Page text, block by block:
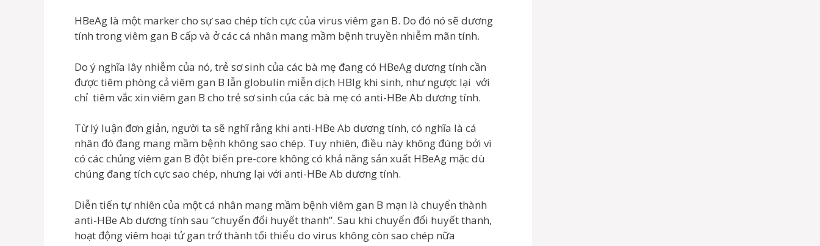
HBeAg là một marker cho sự sao chép tích cực của virus viêm gan B. Do đó nó sẽ dương
tính trong viêm gan B cấp và ở các cá nhân mang mầm bệnh truyền nhiễm mãn tính.
Do ý nghĩa lây nhiễm của nó, trẻ sơ sinh của các bà mẹ đang có HBeAg dương tính cần
được tiêm phòng cả viêm gan B lẫn globulin miễn dịch HBIg khi sinh, như ngược lại với
chỉ tiêm vắc xin viêm gan B cho trẻ sơ sinh của các bà mẹ có anti-HBe Ab dương tính.
Từ lý luận đơn giản, người ta sẽ nghĩ rằng khi anti-HBe Ab dương tính, có nghĩa là cá
nhân đó đang mang mầm bệnh không sao chép. Tuy nhiên, điều này không đúng bởi vì
có các chủng viêm gan B đột biến pre-core không có khả năng sản xuất HBeAg mặc dù
chúng đang tích cực sao chép, nhưng lại với anti-HBe Ab dương tính.
Diễn tiến tự nhiên của một cá nhân mang mầm bệnh viêm gan B mạn là chuyển thành
anti-HBe Ab dương tính sau “chuyển đổi huyết thanh”. Sau khi chuyển đổi huyết thanh,
hoạt động viêm hoại tử gan trở thành tối thiểu do virus không còn sao chép nữa